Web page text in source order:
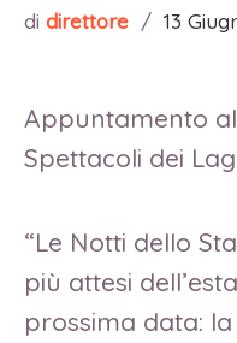
di direttore / 13
Appuntamento
Spettacoli dei
“Le Notti dello
più attesi
prossima data: